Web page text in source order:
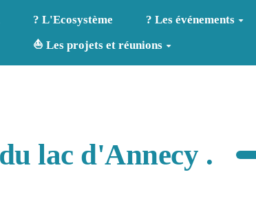
? L'Ecosystème ? Les événements
⛵ Les projets et réunions
lac d'Annecy .